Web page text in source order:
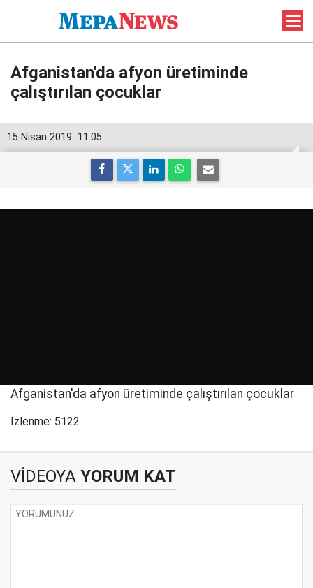
Afganistan'da afyon üretiminde
çalıştırılan çocuklar
11:05
15 Nisan 2019
Afganistan'da afyon üretiminde çalıştırılan çocuklar
İzlenme: 5122
VİDEOYA YORUM KAT